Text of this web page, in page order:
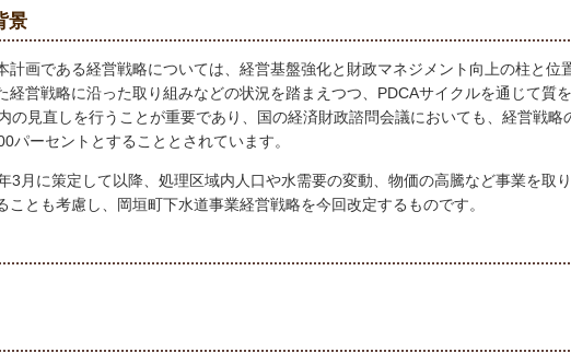
景
計画である経営戦略については、経営基盤強化と財政マネジメント向上の柱と位
経営戦略に沿った取り組みなどの状況を踏まえつつ、PDCAサイクルを通じて質
の見直しを行うことが重要であり、国の経済財政諮問会議においても、経営戦略
パーセントとすることとされています。
3月に策定して以降、処理区域内人口や水需要の変動、物価の高騰など事業を取
ことも考慮し、岡垣町下水道事業経営戦略を今回改定するものです。